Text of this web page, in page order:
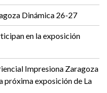
Dinámica 26-27
en la exposición
Impresiona Zaragoza
próxima exposición de La